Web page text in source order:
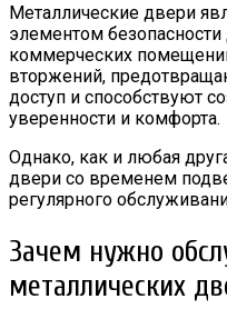
Металлические двери
элементом
коммерческих
вторжений,
доступ и способствуют
уверенности и комфорта.
Однако, как и любая
двери со временем
регулярного
Зачем нужно
металлических